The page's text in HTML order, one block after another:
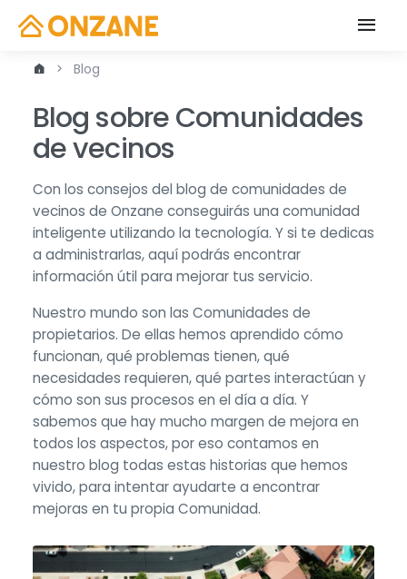
Blog
Blog sobre Comunidades
de vecinos
Con los consejos del blog de comunidades de
vecinos de Onzane conseguirás una comunidad
inteligente utilizando la tecnología. Y si te dedicas
a administrarlas, aquí podrás encontrar
información útil para mejorar tus servicio.
Nuestro mundo son las Comunidades de
propietarios. De ellas hemos aprendido cómo
funcionan, qué problemas tienen, qué
necesidades requieren, qué partes interactúan y
cómo son sus procesos en el día a día. Y
sabemos que hay mucho margen de mejora en
todos los aspectos, por eso contamos en
nuestro blog todas estas historias que hemos
vivido, para intentar ayudarte a encontrar
mejoras en tu propia Comunidad.